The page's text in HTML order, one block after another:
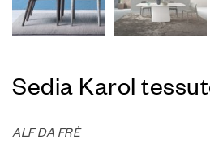
Sedia Karol
ALF DA FRÈ